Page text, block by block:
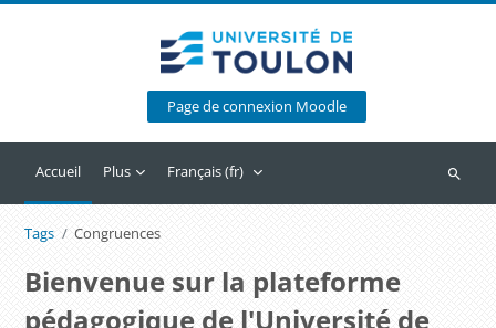
Page de connexion Moodle
Accueil Plus Français ‎(fr)‎
Tags Congruences
Bienvenue sur la plateforme
pédagogique de l'Université de